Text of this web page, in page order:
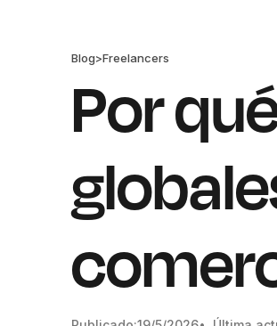
Blog>Freelancers
Por